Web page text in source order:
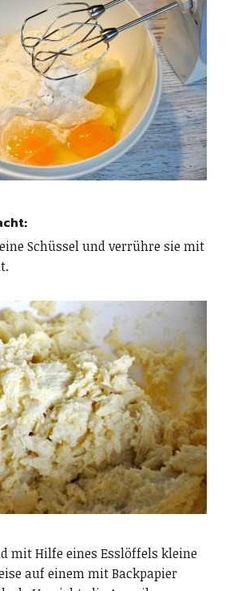
Schüssel und verrühre sie mit
mit Hilfe eines Esslöffels kleine
auf einem mit Backpapier